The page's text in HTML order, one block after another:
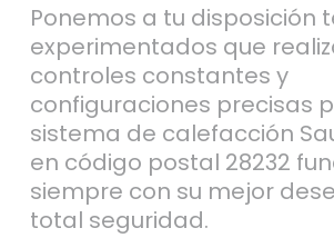
Ponemos a tu disposición
experimentados que
controles constantes y
configuraciones precisas
sistema de calefacción
en código postal 28232
siempre con su mejor
total seguridad.